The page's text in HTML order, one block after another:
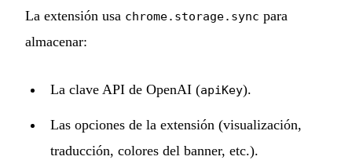
La extensión usa chrome.storage.sync para
almacenar:
La clave API de OpenAI (apiKey).
Las opciones de la extensión (visualización,
traducción, colores del banner, etc.).